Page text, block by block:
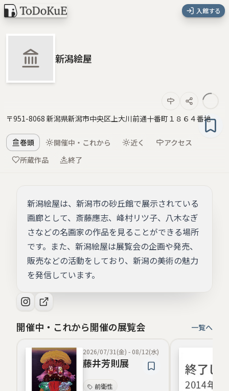
入館する
新潟絵屋
〒951-8068 新潟県新潟市中央区上大川前通十番町１８６４番地
巻頭 開催中・これから 近く
アクセス
所蔵作品
終了
新潟絵屋は、新潟市の砂丘館で展示されている
画廊として、斎藤應志、峰村リツ子、八木なぎ
さなどの名画家の作品を見ることができる場所
です。また、新潟絵屋は展覧会の企画や発売、
販売などの活動をしており、新潟の美術の魅力
を発信しています。
開催中・これから開催の展覧会 一覧へ
2026/07/31(金) - 08/12(水)
藤井芳則展
前衛性